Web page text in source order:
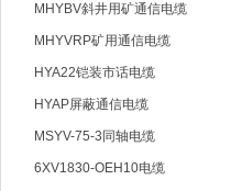
MHYBV斜井用矿通信电缆
MHYVRP矿用通信电缆
HYA22铠装市话电缆
HYAP屏蔽通信电缆
MSYV-75-3同轴电缆
6XV1830-OEH10电缆